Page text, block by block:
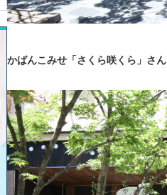
かばんこみせ「さくら咲くら」さん